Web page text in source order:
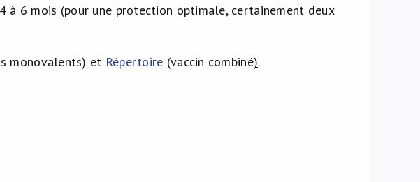
à 6 mois (pour une protection optimale, certainement deux
monovalents) et Répertoire (vaccin combiné).